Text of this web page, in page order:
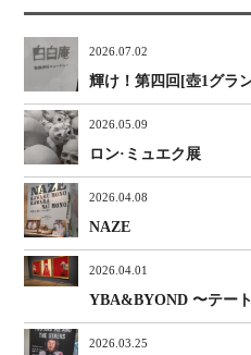
2026.07.02
輝け！第四回[壺1グラ
2026.05.09
ロン·ミュエク展
2026.04.08
NAZE
2026.04.01
YBA&BYOND 〜テー
2026.03.25